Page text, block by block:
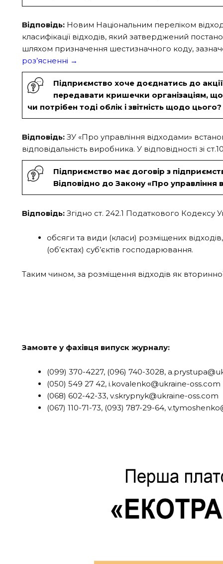
Відповідь: Новим Національним переліком
класифікації відходів, який затверджений
шляхом призначення шестизначного коду,
роз’ясненні →
Підприємство хоче доєднатись до
передавати кришечки організаціям,
чи потрібен тоді облік і звітність щодо цього?
Відповідь: ЗУ «Про управління відходами»
відповідальність виробника. У відповідності зі
Підприємство має договір з
Відповідно до Закону «Про управління
Відповідь: Згідно ст. 242.1 Податкового Кодексу
обсяги та види (класи) розміщених
(об’єктах) суб’єктів господарювання.
Таким чином, за розміщення відходів як
Замовте у фахівця випуск журналу:
(099) 370-4227, (096) 740-3028,
(050) 549 27 42, i.kovalenko@ukraine-oss.com
(068) 602-42-33, v.skrypnyk@ukraine-oss.com
(067) 110-71-73, (093) 787-29-64,